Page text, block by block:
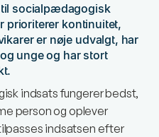
til socialpædagogisk
prioriterer kontinuitet,
er nøje udvalgt, har
unge og har stort
indsats fungerer bedst,
person og oplever
indsatsen efter